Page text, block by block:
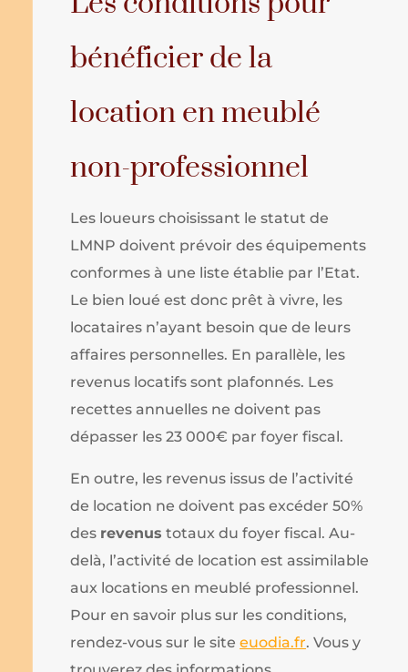
bénéficier de la
location en meublé
non-professionnel
Les loueurs choisissant le statut de
LMNP doivent prévoir des équipements
conformes à une liste établie par l’Etat.
Le bien loué est donc prêt à vivre, les
locataires n’ayant besoin que de leurs
affaires personnelles. En parallèle, les
revenus locatifs sont plafonnés. Les
recettes annuelles ne doivent pas
dépasser les 23 000€ par foyer fiscal.
En outre, les revenus issus de l’activité
de location ne doivent pas excéder 50%
des revenus totaux du foyer fiscal. Au-
delà, l’activité de location est assimilable
aux locations en meublé professionnel.
Pour en savoir plus sur les conditions,
rendez-vous sur le siteeuodia.fr. Vous y